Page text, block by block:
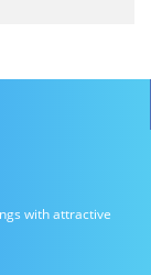
with attractive